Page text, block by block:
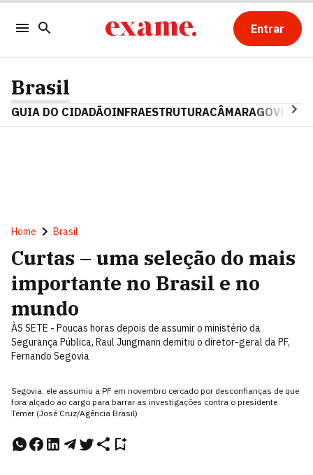
Entrar
Brasil
GUIA DO CIDADÃOINFRAESTRUTURACÂMARAGOVERNO
Home Brasil
Curtas – uma seleção do mais
importante no Brasil e no
mundo
ÀS SETE - Poucas horas depois de assumir o ministério da
Segurança Pública, Raul Jungmann demitiu o diretor-geral da PF,
Fernando Segovia
Segovia: ele assumiu a PF em novembro cercado por desconfianças de que
fora alçado ao cargo para barrar as investigações contra o presidente
Temer (José Cruz/Agência Brasil)